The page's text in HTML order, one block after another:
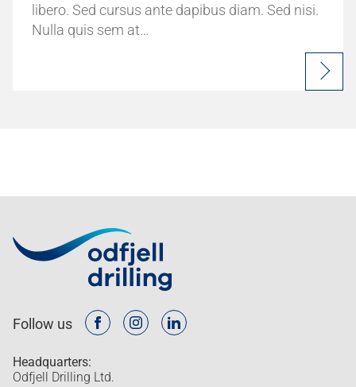
libero. Sed cursus ante dapibus diam. Sed nisi.
Nulla quis sem at…
Follow us
Headquarters:
Odfjell Drilling Ltd.